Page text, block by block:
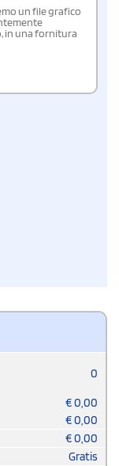
un file grafico
in una fornitura
0
€0,00
€0,00
€0,00
Gratis